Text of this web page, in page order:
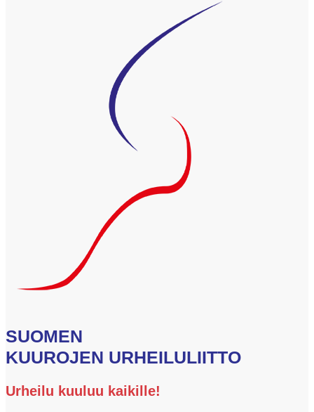
SUOMEN
KUUROJEN URHEILULIITTO
Urheilu kuuluu kaikille!